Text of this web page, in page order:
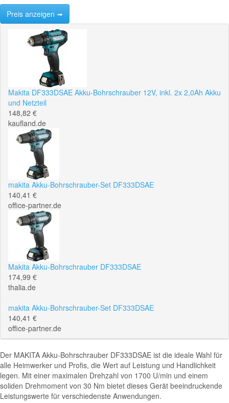
Preis anzeigen ➟
Makita DF333DSAE Akku-Bohrschrauber 12V, inkl. 2x 2,0Ah Akku
und Netzteil
148,82 €
kaufland.de
makita Akku-Bohrschrauber-Set DF333DSAE
140,41 €
office-partner.de
Makita Akku-Bohrschrauber DF333DSAE
174,99 €
thalia.de
makita Akku-Bohrschrauber-Set DF333DSAE
140,41 €
office-partner.de
Der MAKITA Akku-Bohrschrauber DF333DSAE ist die ideale Wahl für
alle Heimwerker und Profis, die Wert auf Leistung und Handlichkeit
legen. Mit einer maximalen Drehzahl von 1700 U/min und einem
soliden Drehmoment von 30 Nm bietet dieses Gerät beeindruckende
Leistungswerte für verschiedenste Anwendungen.